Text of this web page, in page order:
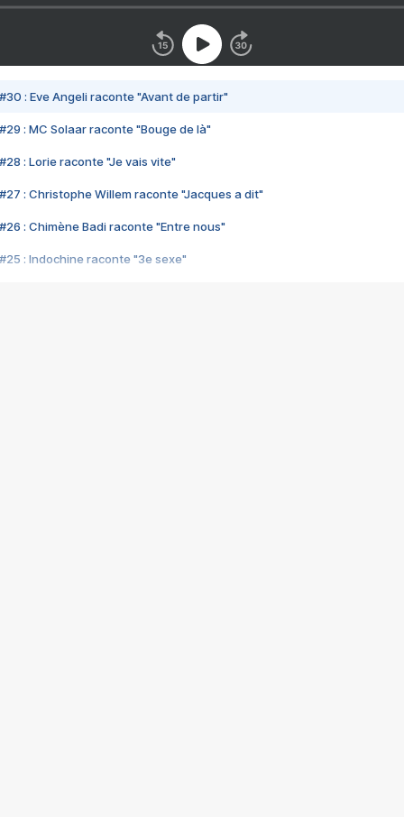
#30 : Eve Angeli raconte "Avant de partir"
#29 : MC Solaar raconte "Bouge de là"
#28 : Lorie raconte "Je vais vite"
#27 : Christophe Willem raconte "Jacques a dit"
#26 : Chimène Badi raconte "Entre nous"
#25 : Indochine raconte "3e sexe"